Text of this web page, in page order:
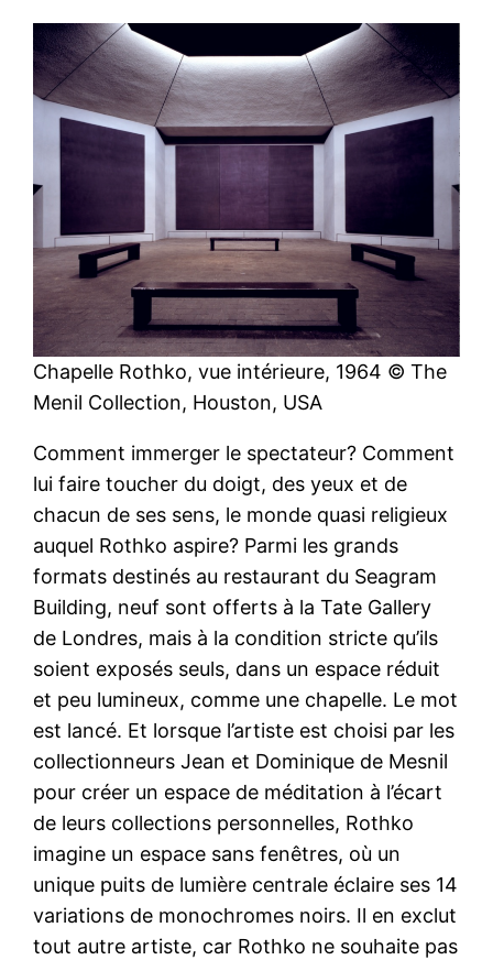
Chapelle Rothko, vue intérieure, 1964 © The
Menil Collection, Houston, USA
Comment immerger le spectateur? Comment
lui faire toucher du doigt, des yeux et de
chacun de ses sens, le monde quasi religieux
auquel Rothko aspire? Parmi les grands
formats destinés au restaurant du Seagram
Building, neuf sont offerts à la Tate Gallery
de Londres, mais à la condition stricte qu’ils
soient exposés seuls, dans un espace réduit
et peu lumineux, comme une chapelle. Le mot
est lancé. Et lorsque l’artiste est choisi par les
collectionneurs Jean et Dominique de Mesnil
pour créer un espace de méditation à l’écart
de leurs collections personnelles, Rothko
imagine un espace sans fenêtres, où un
unique puits de lumière centrale éclaire ses 14
variations de monochromes noirs. Il en exclut
tout autre artiste, car Rothko ne souhaite pas